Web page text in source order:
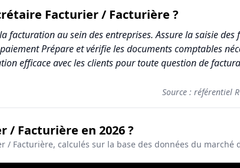
Facturier / Facturière ?
au sein des entreprises. Assure la saisie des
Prépare et vérifie les documents comptables
efficace avec les clients pour toute question de
Source : référentiel
Facturière en 2026 ?
Facturière, calculés sur la base des données du marché